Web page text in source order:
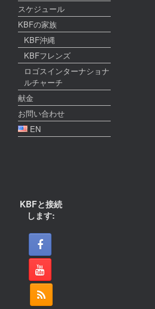
スケジュール
KBFの家族
KBF沖縄
KBFフレンズ
ロゴスインターナショナ
ルチャーチ
献金
お問い合わせ
EN
KBFと接続
します: